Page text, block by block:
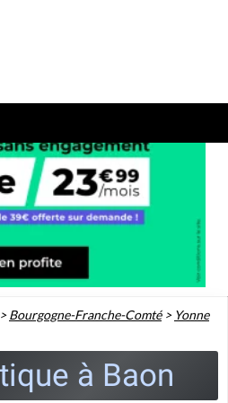
Bourgogne-Franche-Comté> Yonne
à Baon